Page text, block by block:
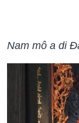
Nam mô a di